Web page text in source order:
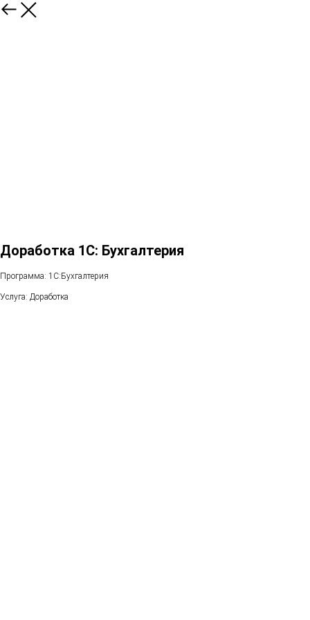
Доработка 1С: Бухгалтерия
Программа: 1С:Бухгалтерия
Услуга: Доработка